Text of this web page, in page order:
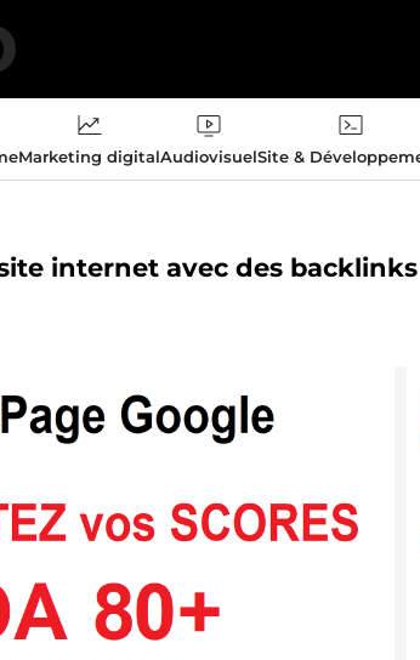
Marketing digitalAudiovisuelSite &
internet avec des